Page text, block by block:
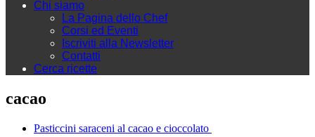
Chi siamo
La Pagina dello Chef
Corsi ed Eventi
Iscriviti alla Newsletter
Contatti
Cerca ricette
cacao
Pasticcini saraceni al cacao e cioccolato